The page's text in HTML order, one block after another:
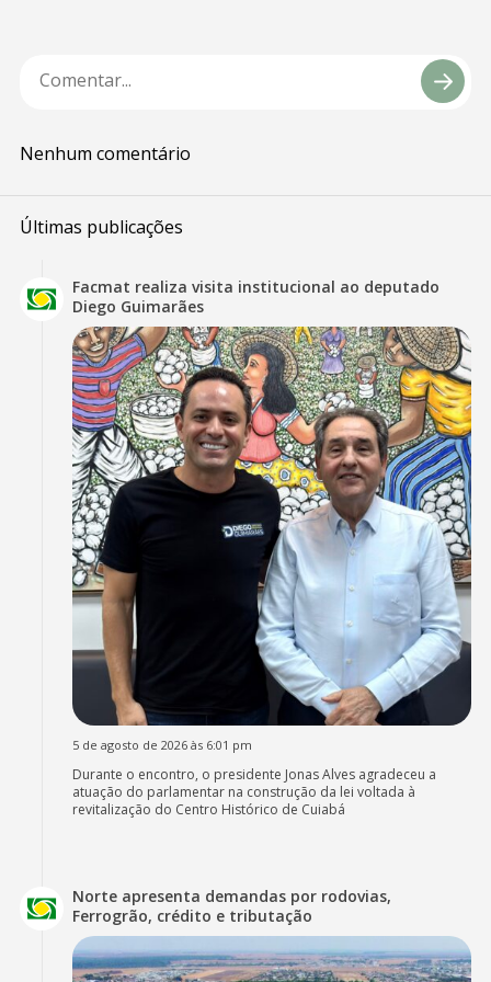
Nenhum comentário
Últimas publicações
Facmat realiza visita institucional ao deputado
Diego Guimarães
5 de agosto de 2026 às 6:01 pm
Durante o encontro, o presidente Jonas Alves agradeceu a
atuação do parlamentar na construção da lei voltada à
revitalização do Centro Histórico de Cuiabá
Norte apresenta demandas por rodovias,
Ferrogrão, crédito e tributação